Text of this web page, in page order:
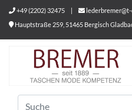
+49 (2202) 32475 |
Hauptstraße 259, 51465 Bergisch